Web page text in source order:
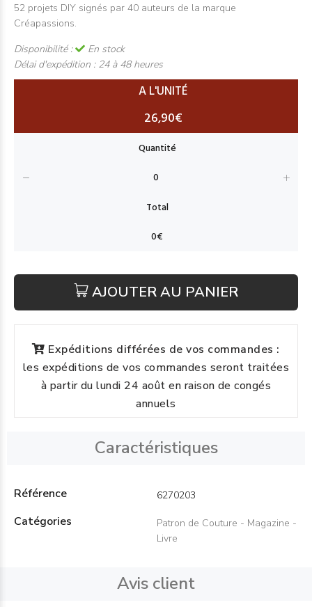
52 projets DIY signés par 40 auteurs de la marque
Créapassions.
Disponibilité :
En stock
Délai d'expédition : 24 à 48 heures
A L'UNITÉ
26,90€
AJOUTER AU PANIER
Expéditions différées de vos commandes :
les expéditions de vos commandes seront traitées
à partir du lundi 24 août en raison de congés
annuels
Caractéristiques
Référence 6270203
Catégories
Patron de Couture - Magazine -
Livre
Avis client